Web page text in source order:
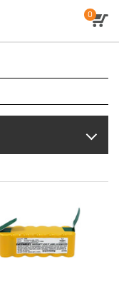
0